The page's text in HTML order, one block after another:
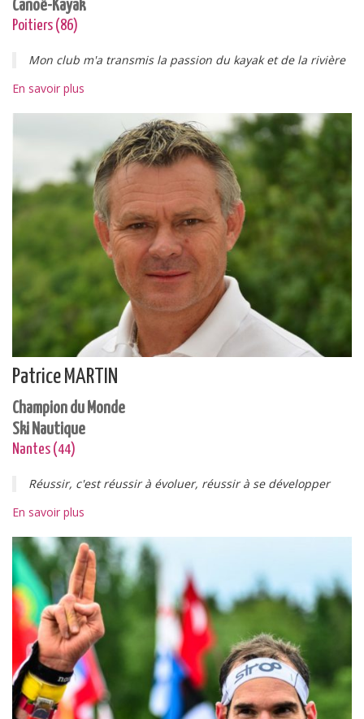
Canoë-Kayak
Poitiers (86)
Mon club m'a transmis la passion du kayak et de la rivière
En savoir plus
Patrice MARTIN
Champion du Monde
Ski Nautique
Nantes (44)
Réussir, c'est réussir à évoluer, réussir à se développer
En savoir plus